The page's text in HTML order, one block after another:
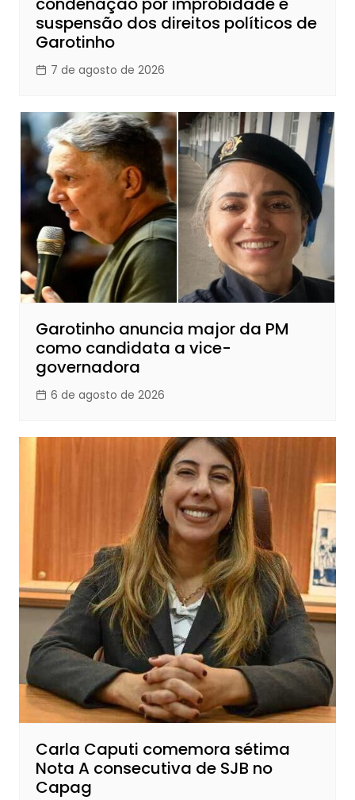
suspensão dos direitos políticos de
Garotinho
7 de agosto de 2026
Garotinho anuncia major da PM
como candidata a vice-
governadora
6 de agosto de 2026
Carla Caputi comemora sétima
Nota A consecutiva de SJB no
Capag